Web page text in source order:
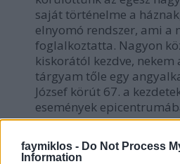
faymiklos - Do Not Process
Information
saját történelme a
elnyomó rendszer, ami a
foglalkoztatta. Nagyon
kiskorától kezdve, nekem
tárgyam tőle egy
József körút 67. a
események
szembe a Corvin közzel.
szappan hátába bevéste:
FORRADALOM.